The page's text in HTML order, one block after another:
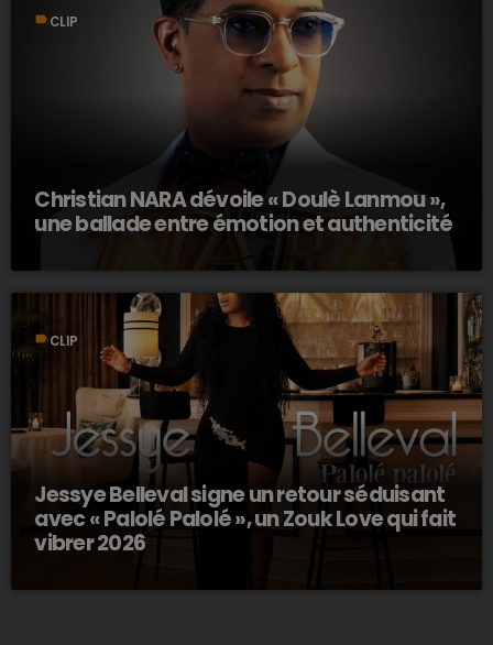
label CLIP
Christian NARA dévoile « Doulè Lanmou »,
une ballade entre émotion et authenticité
label CLIP
Jessye Belleval signe un retour séduisant
avec « Palolé Palolé », un Zouk Love qui fait
vibrer 2026